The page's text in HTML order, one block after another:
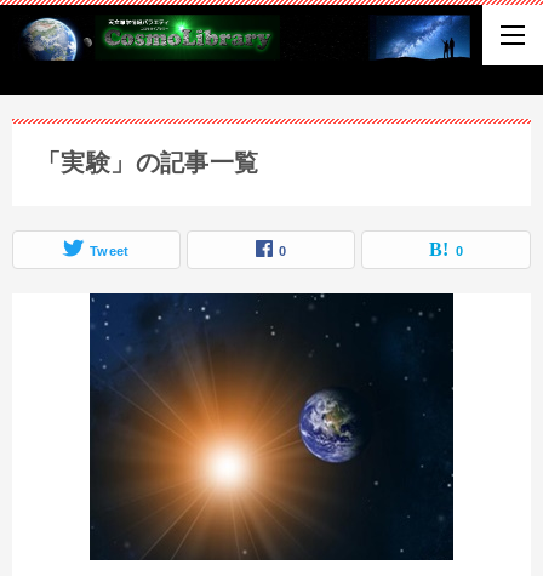
「実験」の記事一覧
Tweet 0 0